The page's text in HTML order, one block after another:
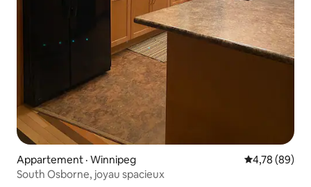
Appartement · Winnipeg Note
4,78 (89)
South Osborne, joyau spacieux